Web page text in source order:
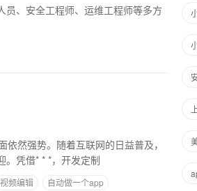
、安全工程师、运维工程师等多方
然强势。随着互联网的日益普及，
。凭借* * *，开发定制
视频编辑
自动做一个app